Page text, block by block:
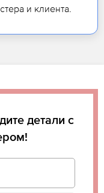
и клиента.
детали с